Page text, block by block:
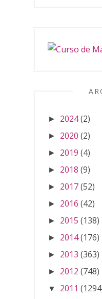
► 2024(2)
► 2020 (2)
► 2019 (4)
► 2018 (9)
► 2017(52)
► 2016 (42)
► 2015 (138)
► 2014(176)
► 2013 (363)
► 2012 (748)
▼ 2011